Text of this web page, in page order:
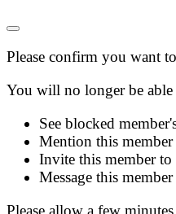
Please confirm you want
You will no longer be able
See blocked
Mention this member
Invite this member to
Message this member
Please allow a few